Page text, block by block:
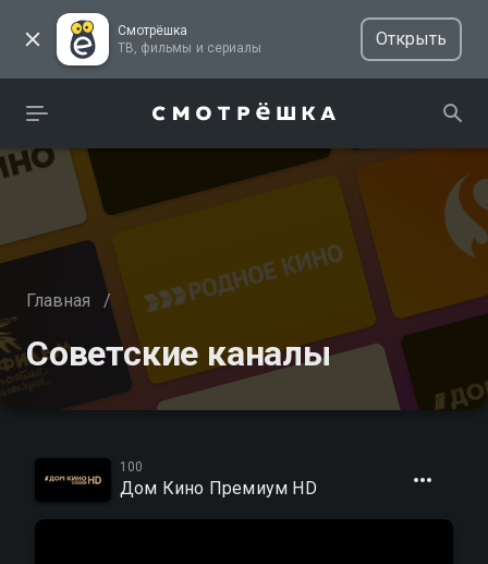
Смотрёшка
ТВ, фильмы и сериалы
Открыть
Главная /
Советские каналы
100
Дом Кино Премиум HD